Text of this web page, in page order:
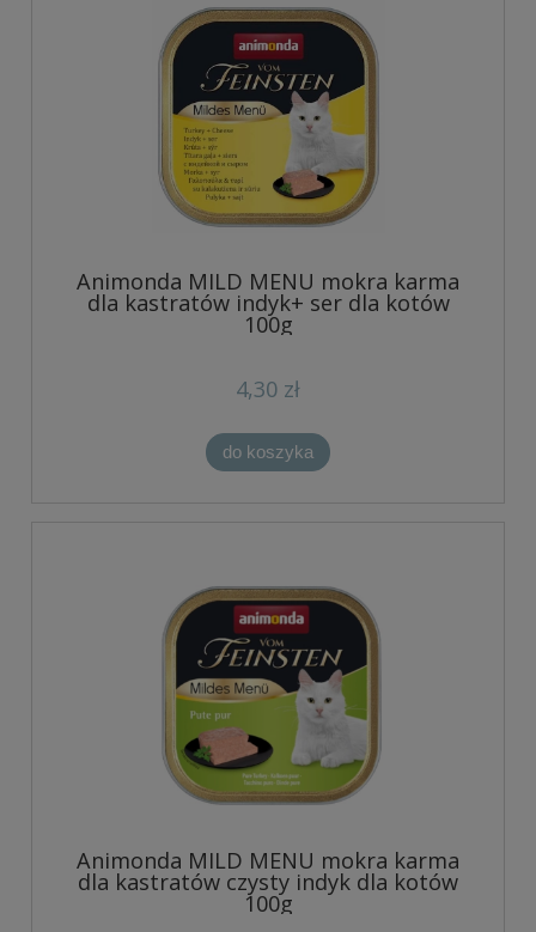
Animonda MILD MENU mokra karma
dla kastratów indyk+ ser dla kotów
100g
4,30 zł
do koszyka
Animonda MILD MENU mokra karma
dla kastratów czysty indyk dla kotów
100g